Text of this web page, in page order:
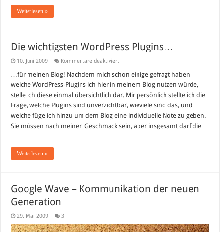
Weiterlesen »
Die wichtigsten WordPress Plugins…
10. Juni 2009 Kommentare deaktiviertfür
wichtigsten
WordPress
Plugins…
…für meinen Blog! Nachdem mich schon einige gefragt haben
welche WordPress-Plugins ich hier in meinem Blog nutzen würde,
stelle ich diese einmal übersichtlich dar. Mir persönlich stellte ich die
Frage, welche Plugins sind unverzichtbar, wieviele sind das, und
welche füge ich hinzu um dem Blog eine individuelle Note zu geben.
Sie müssen nach meinen Geschmack sein, aber insgesamt darf die
…
Weiterlesen »
Google Wave – Kommunikation der neuen
Generation
29. Mai 2009 3